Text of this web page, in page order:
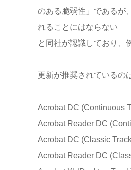
のある脆弱性」であるが
れることにはならない
と同社が認識しており、
更新が推奨されているの
Acrobat DC (Continuous
Acrobat Reader DC
Acrobat DC (Classic
Acrobat Reader DC